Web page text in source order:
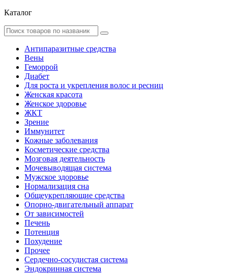
Каталог
Антипаразитные средства
Вены
Геморрой
Диабет
Для роста и укрепления волос и ресниц
Женская красота
Женское здоровье
ЖКТ
Зрение
Иммунитет
Кожные заболевания
Косметические средства
Мозговая деятельность
Мочевыводящая система
Мужское здоровье
Нормализация сна
Общеукрепляющие средства
Опорно-двигательный аппарат
От зависимостей
Печень
Потенция
Похудение
Прочее
Сердечно-сосудистая система
Эндокринная система